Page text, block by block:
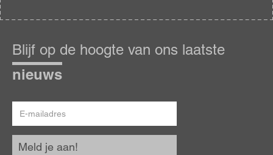
op
de
hoogte
Blijf op de hoogte van ons laatste
nieuws
mailadres
Meld je aan!